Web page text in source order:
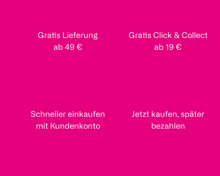
Gratis Lieferung
ab 49 €
Gratis Click & Collect
ab 19 €
Schneller einkaufen
mit Kundenkonto
Jetzt kaufen, später
bezahlen